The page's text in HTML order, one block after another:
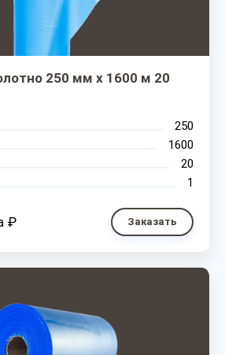
250 мм х 1600 м 20
250
1600
20
1
₽ Заказать